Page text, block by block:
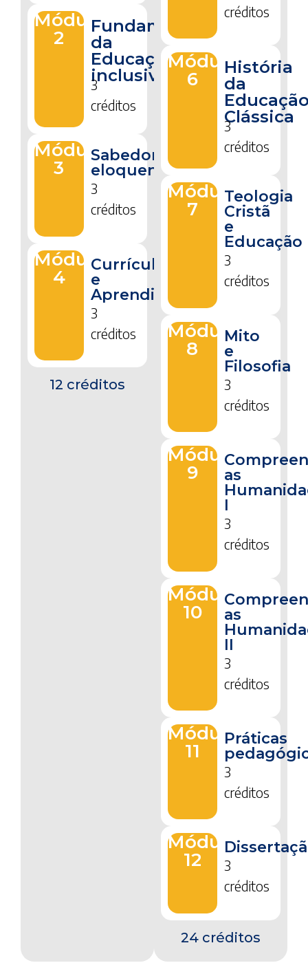
Módulo
2
Fundamentos
da
Educação
inclusiva
3
créditos
Módulo
3
Sabedoria
eloquente
3
créditos
Módulo
4
Currículo
e
Aprendizagem
3
créditos
12 créditos
créditos
Módulo
6
História
da
Clássica
3
créditos
Módulo
7
Teologia
Cristã
e
Educação
3
créditos
Módulo
8
Mito
e
Filosofia
3
créditos
Módulo
9
as
I
3
créditos
Módulo
10
as
II
3
créditos
Módulo
11
Práticas
3
créditos
Módulo
12
3
créditos
24 créditos